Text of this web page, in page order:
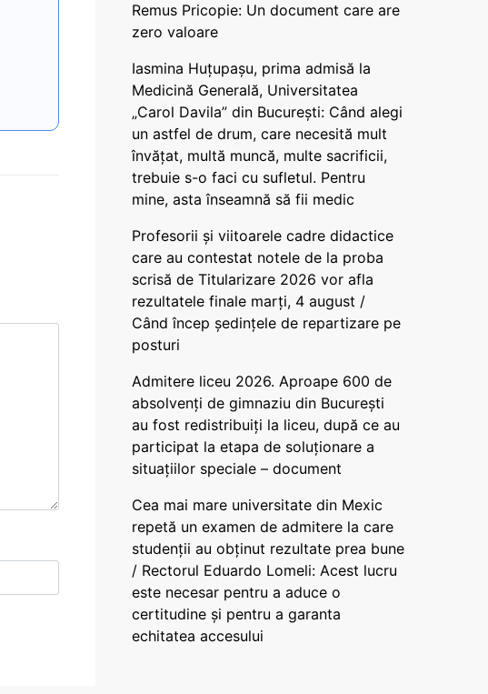
Remus Pricopie: Un document care are
zero valoare
Iasmina Huțupașu, prima admisă la
Medicină Generală, Universitatea
„Carol Davila” din București: Când alegi
un astfel de drum, care necesită mult
învățat, multă muncă, multe sacrificii,
trebuie s-o faci cu sufletul. Pentru
mine, asta înseamnă să fii medic
Profesorii și viitoarele cadre didactice
care au contestat notele de la proba
scrisă de Titularizare 2026 vor afla
rezultatele finale marți, 4 august /
Când încep ședințele de repartizare pe
posturi
Admitere liceu 2026. Aproape 600 de
absolvenți de gimnaziu din București
au fost redistribuiți la liceu, după ce au
participat la etapa de soluționare a
situațiilor speciale – document
Cea mai mare universitate din Mexic
repetă un examen de admitere la care
studenții au obținut rezultate prea bune
/ Rectorul Eduardo Lomeli: Acest lucru
este necesar pentru a aduce o
certitudine şi pentru a garanta
echitatea accesului